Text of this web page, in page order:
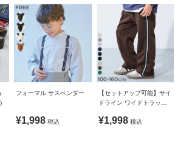
型崩れしにくいのも嬉しいポイントです。
わせてセミフォーマルとしての着用がおす
スを合わせて、普段使いもしやすいアイテ
のご使用はお避けください。
で色が移ることがあります。ご注意くだ
しているため、サイズや形に多少の誤差が
す。あらかじめご了承ください。
が生じる場合がございますが、あらかじ
多少色味が異なる場合がございますが、
フォーマル サスペンダー
¥1,998 税込
【セットアップ可能】サイ
ドライン ワイドトラック
¥1,998 税込